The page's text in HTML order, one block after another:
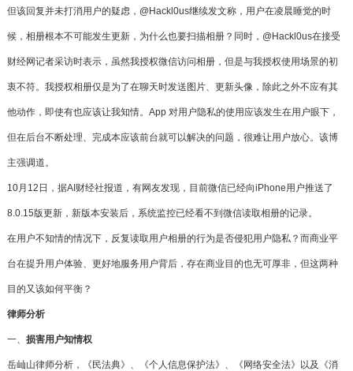
但该回复并未打消用户的疑虑，@Hackl0us继续发文称，用户在凌晨睡觉的时
候，相册根本不可能发生更新，为什么也要扫描相册？同时，@Hackl0us在接受
财经网记者采访时表示，虽然我授权微信访问相册，但是与我授权使用场景的初
衷不符。我授权相册仅是为了在聊天时发送图片、更新头像，除此之外不应有其
他动作，即使有也应该让我知情。App 对用户隐私的使用应该发生在用户眼下，
但在后台不断处理、完成本应该前台就可以解决的问题，很难让用户放心。该博
主强调道。
10月12日，据AI财经社报道，有网友发现，目前微信已经向iPhone用户推送了
8.0.15版更新，新版本安装后，系统监控已经看不到微信读取相册的记录。
在用户不知情的情况下，反复读取用户相册的行为是否侵犯用户隐私？而商业平
台在提升用户体验、更好地服务用户背后，存在商业目的也无可厚非，但这两种
目的又该如何平衡？
律师分析
一、 损害用户知情权
岳屾山律师分析，《民法典》、《个人信息保护法》、《网络安全法》以及《消